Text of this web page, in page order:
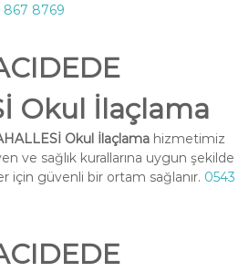
867 8769
Okul İlaçlama
Okul İlaçlamahizmetimiz
ve sağlık kurallarına uygun şekilde
için güvenli bir ortam sağlanır. 0543